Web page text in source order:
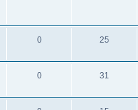
0 25
0 31